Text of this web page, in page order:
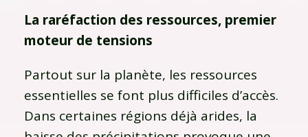
La raréfaction des ressources, premier
moteur de tensions
Partout sur la planète, les ressources
essentielles se font plus difficiles d’accès.
Dans certaines régions déjà arides, la